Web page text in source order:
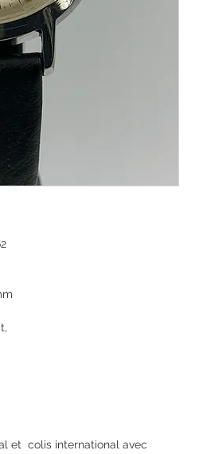
et colis international avec